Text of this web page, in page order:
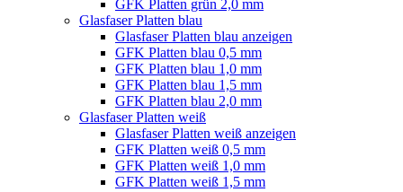
GFK Platten grün 2,0 mm
Glasfaser Platten blau
Glasfaser Platten blau anzeigen
GFK Platten blau 0,5 mm
GFK Platten blau 1,0 mm
GFK Platten blau 1,5 mm
GFK Platten blau 2,0 mm
Glasfaser Platten weiß
Glasfaser Platten weiß anzeigen
GFK Platten weiß 0,5 mm
GFK Platten weiß 1,0 mm
GFK Platten weiß 1,5 mm